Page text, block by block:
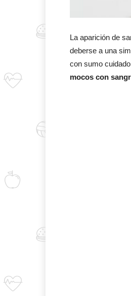
La aparición de
deberse a una
con sumo
mocos con